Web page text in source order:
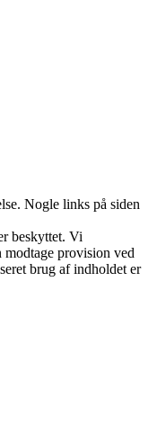
Nogle links på siden
beskyttet. Vi
modtage provision ved
brug af indholdet er